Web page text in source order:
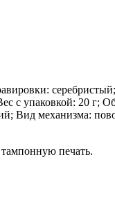
с упаковкой: 20 г;
Вид механизма:
печать.